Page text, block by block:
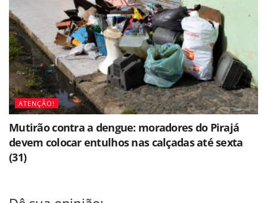
ATENÇÃO!
Mutirão contra a dengue: moradores do Pirajá
devem colocar entulhos nas calçadas até sexta
(31)